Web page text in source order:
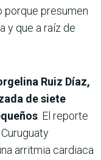
porque presumen
y que a raíz de
Ruiz Díaz,
de siete
. El reporte
arritmia cardiaca